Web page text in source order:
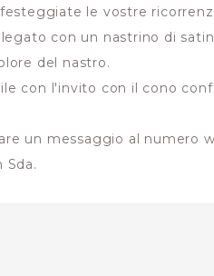
le vostre
legato con un nastrino di
del nastro.
con l'invito con il cono
un messaggio al numero
Sda.